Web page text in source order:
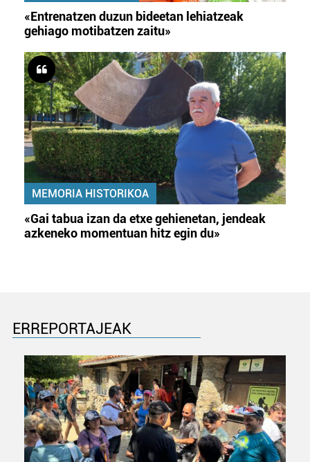
«Entrenatzen duzun bideetan lehiatzeak
gehiago motibatzen zaitu»
MEMORIA HISTORIKOA
«Gai tabua izan da etxe gehienetan, jendeak
azkeneko momentuan hitz egin du»
ERREPORTAJEAK